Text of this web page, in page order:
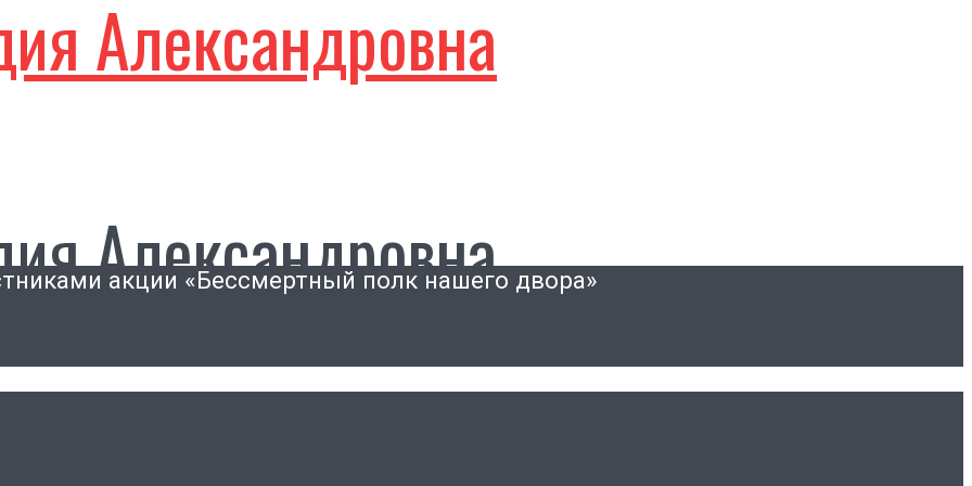
Александровна
Александровна
акции «Бессмертный полк нашего двора»